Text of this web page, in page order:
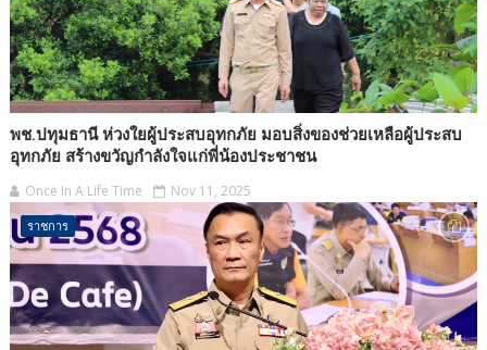
พช.ปทุมธานี ห่วงใยผู้ประสบอุทกภัย มอบสิ่งของช่วยเหลือผู้ประสบ
อุทกภัย สร้างขวัญกำลังใจแก่พี่น้องประชาชน
Once In A Life Time Nov 11, 2025
ราชการ